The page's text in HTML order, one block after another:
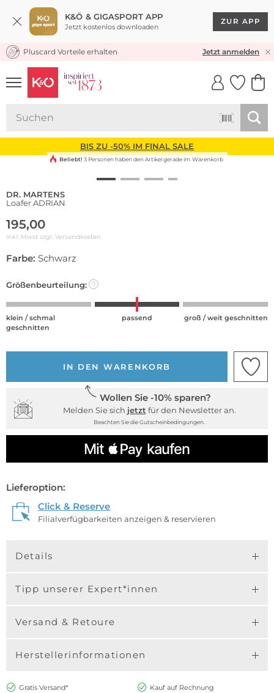
K&Ö & GIGASPORT APP
Jetzt kostenlos downloaden
ZUR APP
KOSTENLOSER VERSAND* & RÜCKVERSAND
Pluscard Vorteile erhalten Jetzt anmelden
UNSERE APP
CLICK &
BIS ZU -50% IM FINAL SALE
Beliebt! 3 Personen haben den Artikel gerade im Warenkorb
DR. MARTENS
Loafer ADRIAN
195,00
inkl. Mwst zzgl. Versandkosten
Farbe: Schwarz
Größenbeurteilung: ?
klein / schmal
geschnitten
passend groß / weit geschnitten
IN DEN WARENKORB
Wollen Sie -10% sparen?
Melden Sie sich jetzt für den Newsletter an.
Beachten Sie die Gutscheinbedingungen.
Lieferoption:
Click & Reserve
Filialverfügbarkeiten anzeigen & reservieren
Details
Tipp unserer Expert*innen
Versand & Retoure
Herstellerinformationen
Gratis Versand*
Kauf auf Rechnung